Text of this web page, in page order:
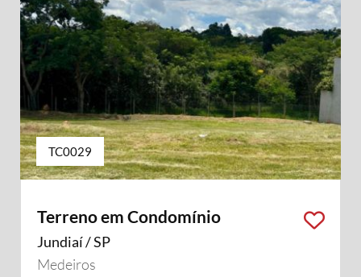
TC0029
Terreno em Condomínio
Jundiaí / SP
Medeiros